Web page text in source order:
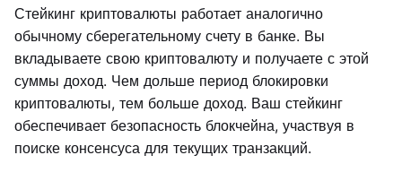
Стейкинг криптовалюты работает аналогично
обычному сберегательному счету в банке. Вы
вкладываете свою криптовалюту и получаете с этой
суммы доход. Чем дольше период блокировки
криптовалюты, тем больше доход. Ваш стейкинг
обеспечивает безопасность блокчейна, участвуя в
поиске консенсуса для текущих транзакций.